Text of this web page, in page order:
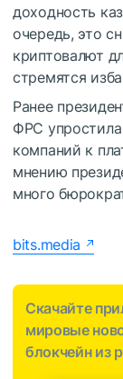
доходность
очередь, это
криптовалют
стремятся
Ранее
ФРС
компаний к
мнению
много
bits.media
Скачайте
мировые
блокчейн из